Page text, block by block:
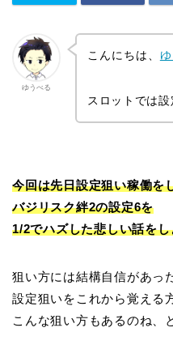
ゆうべる
こんにちは、
スロットでは
今回は先日設定狙い稼働を
バジリスク絆2の設定6を
1/2でハズした悲しい話を
狙い方には結構自信があっ
設定狙いをこれから覚える
こんな狙い方もあるのね、